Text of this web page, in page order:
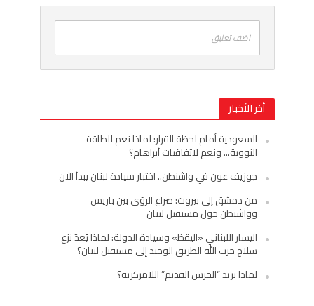
اضف تعليق
أخر الأخبار
السعودية أمام لحظة القرار: لماذا نعم للطاقة
النووية… ونعم لاتفاقيات أبراهام؟
جوزيف عون في واشنطن.. اختبار سيادة لبنان يبدأ الآن
من دمشق إلى بيروت: صراع الرؤى بين باريس
وواشنطن حول مستقبل لبنان
اليسار اللبناني «اليقظ» وسيادة الدولة: لماذا يُعدّ نزع
سلاح حزب الله الطريق الوحيد إلى مستقبل لبنان؟
لماذا يريد “الحرس القديم” اللامركزية؟